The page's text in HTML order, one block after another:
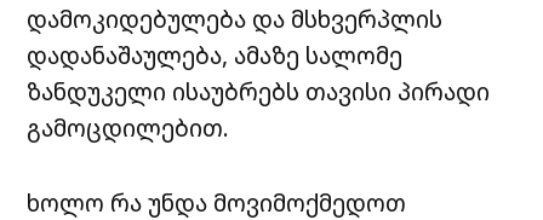
დამოკიდებულება და მსხვერპლის
დადანაშაულება, ამაზე სალომე
ზანდუკელი ისაუბრებს თავისი პირადი
გამოცდილებით.
ხოლო რა უნდა მოვიმოქმედოთ